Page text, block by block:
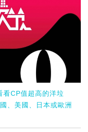
看CP值超高的洋垃
、美國、日本或歐洲